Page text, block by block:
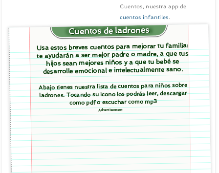
Cuentos, nuestra app de
cuentos infantiles.
Cuentos de ladrones
Usa estos breves cuentos para mejorar tu familia:
te ayudarán a ser mejor padre o madre, a que tus
hijos sean mejores niños y a que tu bebé se
desarrolle emocional e intelectualmente sano.
Abajo tienes nuestra lista de cuentos para niños sobre
ladrones. Tocando su icono los podrás leer, descargar
como pdf o escuchar como mp3
Advertisement